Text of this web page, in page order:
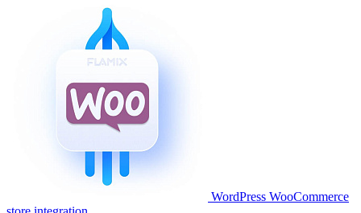
WordPress WooCommerce